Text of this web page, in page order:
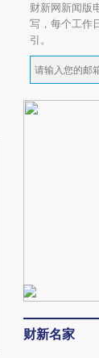
财新网新闻版
写，每个工作
引。
财新名家